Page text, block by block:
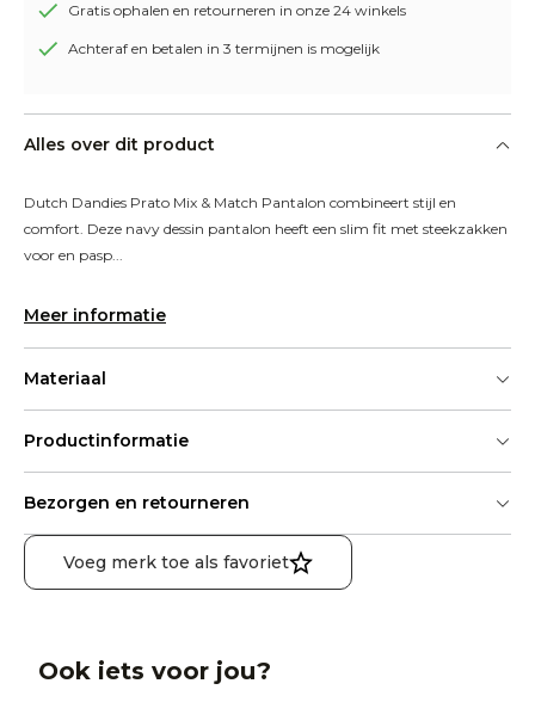
Gratis ophalen en retourneren in onze 24 winkels
Achteraf en betalen in 3 termijnen is mogelijk
Alles over dit product
Dutch Dandies Prato Mix & Match Pantalon combineert stijl en
comfort. Deze navy dessin pantalon heeft een slim fit met steekzakken
voor en pasp...
Meer informatie
Materiaal
Productinformatie
Bezorgen en retourneren
Voeg merk toe als favoriet
Ook iets voor jou?